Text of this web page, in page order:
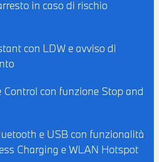
in caso di rischio
con LDW e avviso di
Control con funzione Stop and
e USB con funzionalità
Charging e WLAN Hotspot